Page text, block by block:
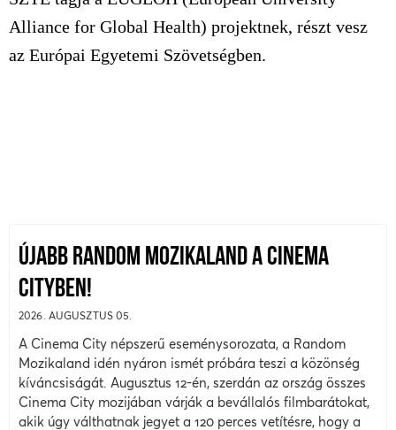
Alliance for Global Health) projektnek, részt vesz
az Európai Egyetemi Szövetségben.
ÚJABB RANDOM MOZIKALAND A CINEMA
CITYBEN!
2026. AUGUSZTUS 05.
A Cinema City népszerű eseménysorozata, a Random
Mozikaland idén nyáron ismét próbára teszi a közönség
kíváncsiságát. Augusztus 12-én, szerdán az ország összes
Cinema City mozijában várják a bevállalós filmbarátokat,
akik úgy válthatnak jegyet a 120 perces vetítésre, hogy a